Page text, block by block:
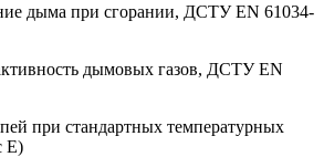
дыма при сгорании, ДСТУ EN 61034-
дымовых газов, ДСТУ EN
при стандартных температурных
E)